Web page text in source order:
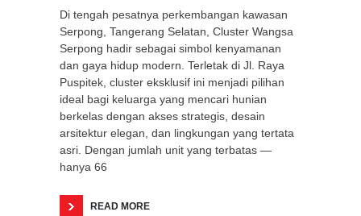
Di tengah pesatnya perkembangan kawasan
Serpong, Tangerang Selatan, Cluster Wangsa
Serpong hadir sebagai simbol kenyamanan
dan gaya hidup modern. Terletak di Jl. Raya
Puspitek, cluster eksklusif ini menjadi pilihan
ideal bagi keluarga yang mencari hunian
berkelas dengan akses strategis, desain
arsitektur elegan, dan lingkungan yang tertata
asri. Dengan jumlah unit yang terbatas —
hanya 66
READ MORE